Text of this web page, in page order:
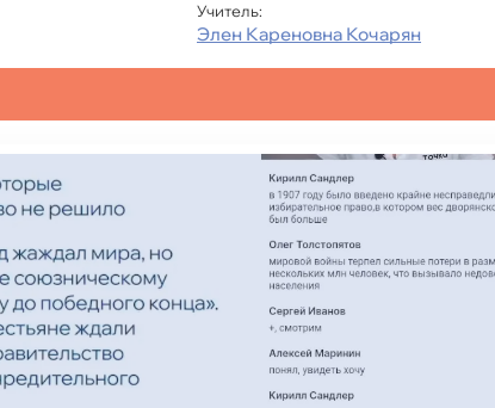
Учитель:
Элен Кареновна Кочарян